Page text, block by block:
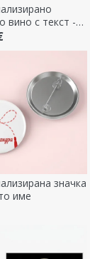
вино с текст -
значка
име